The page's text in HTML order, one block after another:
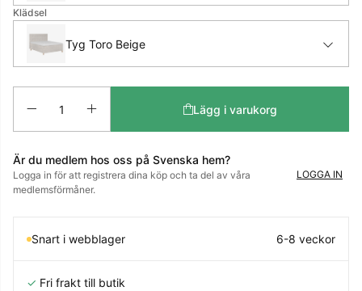
Klädsel
Tyg Toro Beige
Lägg i varukorg
Är du medlem hos oss på Svenska hem?
Logga in för att registrera dina köp och ta del av våra
medlemsförmåner.
LOGGA IN
Snart i webblager 6-8 veckor
✓ Fri frakt till butik